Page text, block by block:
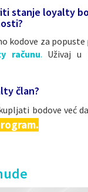
stanje loyalty
kodove za
računu. Uživaj u
član?
bodove već
.